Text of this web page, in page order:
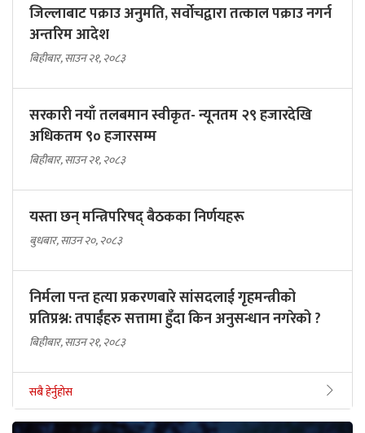
जिल्लाबाट पक्राउ अनुमति, सर्वोचद्वारा तत्काल पक्राउ नगर्न
अन्तरिम आदेश
बिहीबार, साउन २१, २०८३
सरकारी नयाँ तलबमान स्वीकृत- न्यूनतम २९ हजारदेखि
अधिकतम ९० हजारसम्म
बिहीबार, साउन २१, २०८३
यस्ता छन् मन्त्रिपरिषद् बैठकका निर्णयहरू
बुधबार, साउन २०, २०८३
निर्मला पन्त हत्या प्रकरणबारे सांसदलाई गृहमन्त्रीको
प्रतिप्रश्न: तपाईंहरु सत्तामा हुँदा किन अनुसन्धान नगरेको ?
बिहीबार, साउन २१, २०८३
सबै हेर्नुहोस